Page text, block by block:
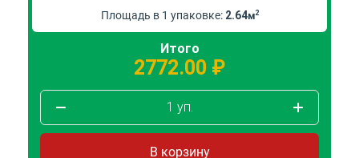
Площадь в 1 упаковке: 2.64м2
Итого
2772.00 ₽
1 уп.
В корзину